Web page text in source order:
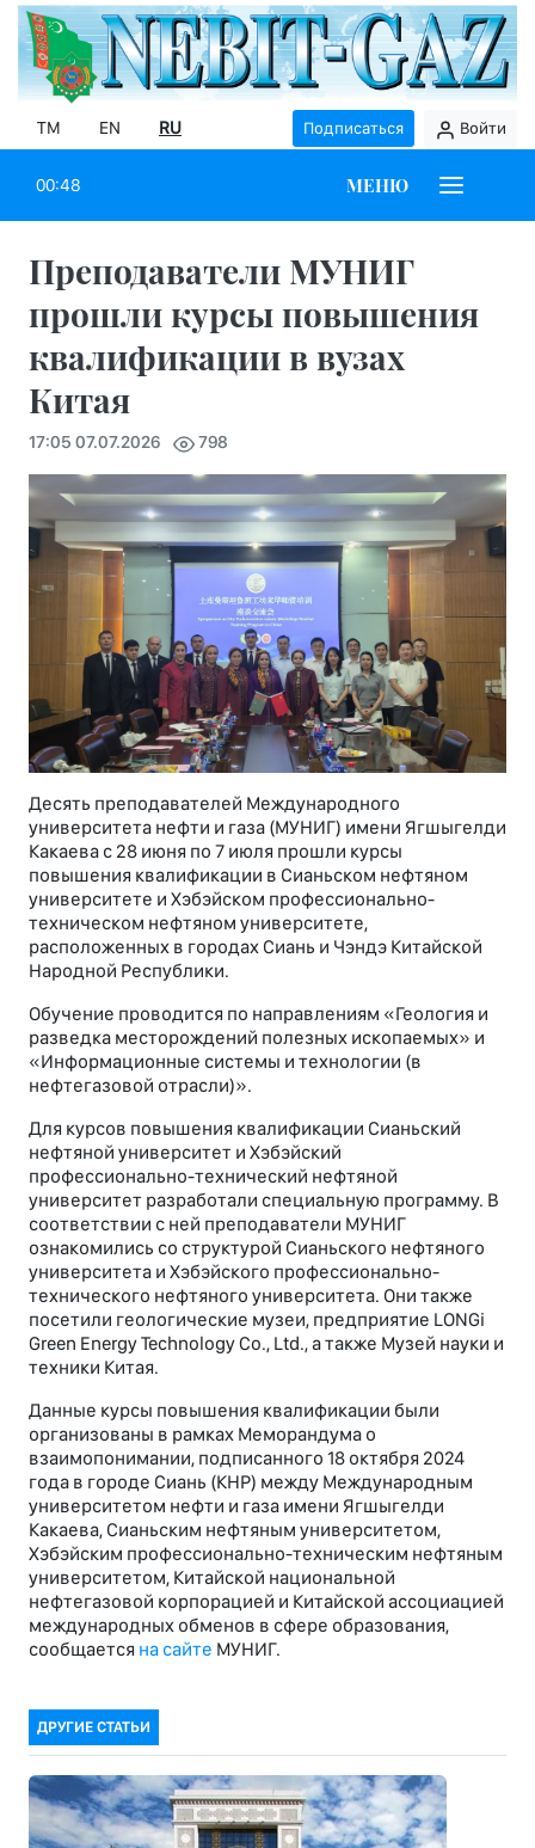
TM EN RU Подписаться Войти
00:48 МЕНЮ
Преподаватели МУНИГ
прошли курсы повышения
квалификации в вузах
Китая
17:05 07.07.2026 798
Десять преподавателей Международного
университета нефти и газа (МУНИГ) имени Ягшыгелди
Какаева с 28 июня по 7 июля прошли курсы
повышения квалификации в Сианьском нефтяном
университете и Хэбэйском профессионально-
техническом нефтяном университете,
расположенных в городах Сиань и Чэндэ Китайской
Народной Республики.
Обучение проводится по направлениям «Геология и
разведка месторождений полезных ископаемых» и
«Информационные системы и технологии (в
нефтегазовой отрасли)».
Для курсов повышения квалификации Сианьский
нефтяной университет и Хэбэйский
профессионально-технический нефтяной
университет разработали специальную программу. В
соответствии с ней преподаватели МУНИГ
ознакомились со структурой Сианьского нефтяного
университета и Хэбэйского профессионально-
технического нефтяного университета. Они также
посетили геологические музеи, предприятие LONGi
Green Energy Technology Co., Ltd., а также Музей науки и
техники Китая.
Данные курсы повышения квалификации были
организованы в рамках Меморандума о
взаимопонимании, подписанного 18 октября 2024
года в городе Сиань (КНР) между Международным
университетом нефти и газа имени Ягшыгелди
Какаева, Сианьским нефтяным университетом,
Хэбэйским профессионально-техническим нефтяным
университетом, Китайской национальной
нефтегазовой корпорацией и Китайской ассоциацией
международных обменов в сфере образования,
сообщается на сайте МУНИГ.
ДРУГИЕ СТАТЬИ